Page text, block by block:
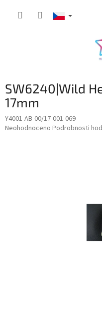
SW6240|Wild
17mm
Y4001-AB-00/17-001-069
Průměrné
Neohodnoceno Podrobnosti